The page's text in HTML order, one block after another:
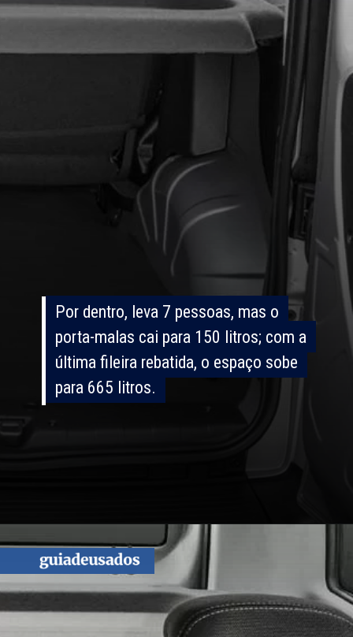
Por dentro, leva 7 pessoas, mas o
porta-malas cai para 150 litros; com a
última fileira rebatida, o espaço sobe
para 665 litros.
Por dentro, leva 7 pessoas, mas o
porta-malas cai para 150 litros; com a
última fileira rebatida, o espaço sobe
para 665 litros.